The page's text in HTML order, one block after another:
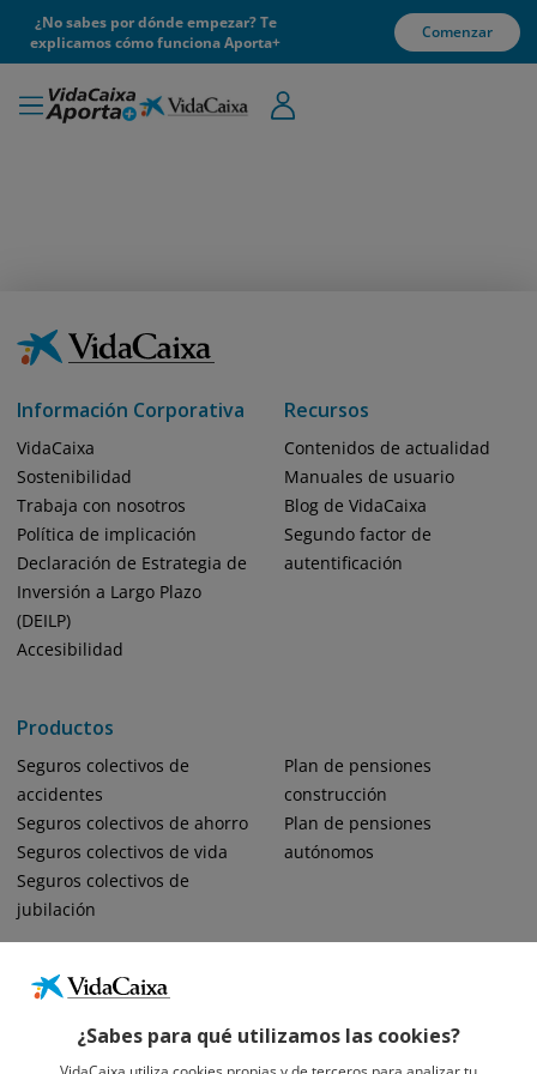
¿Sabes para qué utilizamos las cookies?
¿No sabes por dónde empezar? Te
explicamos cómo funciona Aporta+
Comenzar
Información Corporativa
VidaCaixa
Sostenibilidad
Trabaja con nosotros
Política de implicación
Declaración de Estrategia de
Inversión a Largo Plazo
(DEILP)
Accesibilidad
Productos
Seguros colectivos de
accidentes
Seguros colectivos de ahorro
Seguros colectivos de vida
Seguros colectivos de
jubilación
Plan de pensiones
construcción
Plan de pensiones
autónomos
Recursos
Contenidos de actualidad
Manuales de usuario
Blog de VidaCaixa
Segundo factor de
autentificación